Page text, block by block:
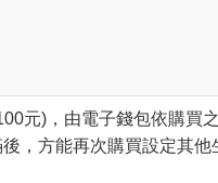
元)，由電子錢包依購買
，方能再次購買設定其他